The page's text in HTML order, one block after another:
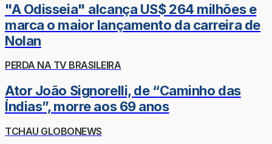
"A Odisseia" alcança US$ 264 milhões e
marca o maior lançamento da carreira de
Nolan
PERDA NA TV BRASILEIRA
Ator João Signorelli, de “Caminho das
Índias”, morre aos 69 anos
TCHAU GLOBONEWS